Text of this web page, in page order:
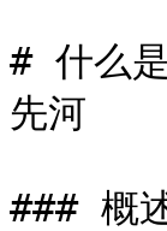
# 什么
先河
### 概